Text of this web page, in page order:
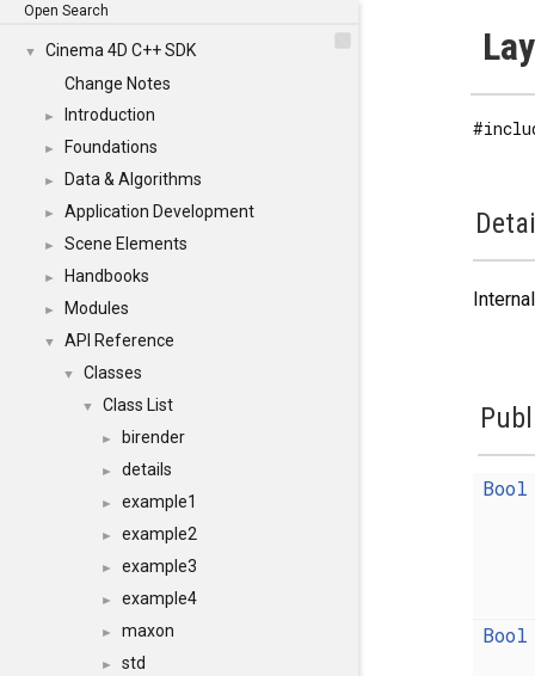
Open Search
▼
Cinema 4D C++ SDK
Change Notes
► Introduction
► Foundations
► Data & Algorithms
► Application Development
► Scene Elements
► Handbooks
► Modules
▼ API Reference
▼ Classes
▼ Class List
► birender
► details
► example1
► example2
► example3
► example4
► maxon
► std
Internal
Bool
Bool